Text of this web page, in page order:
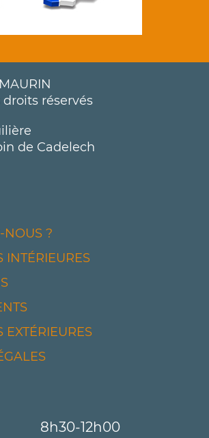
réservés
de Cadelech
NOUS ?
INTÉRIEURES
EXTÉRIEURES
8h30-12h00